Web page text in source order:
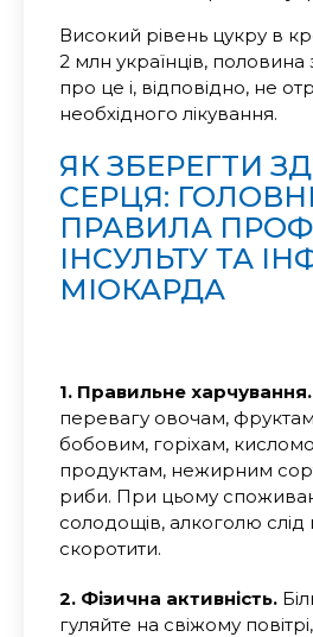
Високий рівень цукру в
2 млн українців, половина
про це і, відповідно, не
необхідного лікування.
ЯК ЗБЕРЕГТИ
СЕРЦЯ: ГОЛОВНІ
ПРАВИЛА
ІНСУЛЬТУ ТА
МІОКАРДА
1. Правильне харчування.
перевагу овочам,
бобовим, горіхам,
продуктам, нежирним
риби. При цьому
солодощів, алкоголю
скоротити.
2. Фізична активність.
гуляйте на свіжому